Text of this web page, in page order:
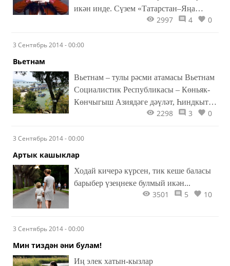
икән инде. Сүзем «Татарстан–Яңа
гасыр» каналындагы «Манзара»
мөхәррире..
2997 4 0
3 Сентябрь 2014 - 00:00
Вьетнам
Вьетнам – тулы рәсми атамасы Вьетнам
Социалистик Республикасы – Көньяк-
Көнчыгыш Азиядәге дәүләт, Һиндкытай
ярымутравында урнашкан.
төньяктан Кытай белән чиктәш..
2298 3 0
3 Сентябрь 2014 - 00:00
Артык кашыклар
Ходай кичерә күрсен, тик кеше баласы
барыбер үзеңнеке булмый икән...
3501 5 10
3 Сентябрь 2014 - 00:00
Мин тиздән әни булам!
Иң элек хатын-кызлар